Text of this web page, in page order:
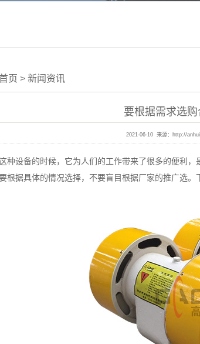
页 > 新闻资讯
要根据需求选
2021-06-10 来源： http://
设备的时候，它为人们的工作带来了很多的便利，
根据具体的情况选择，不要盲目根据厂家的推广选。